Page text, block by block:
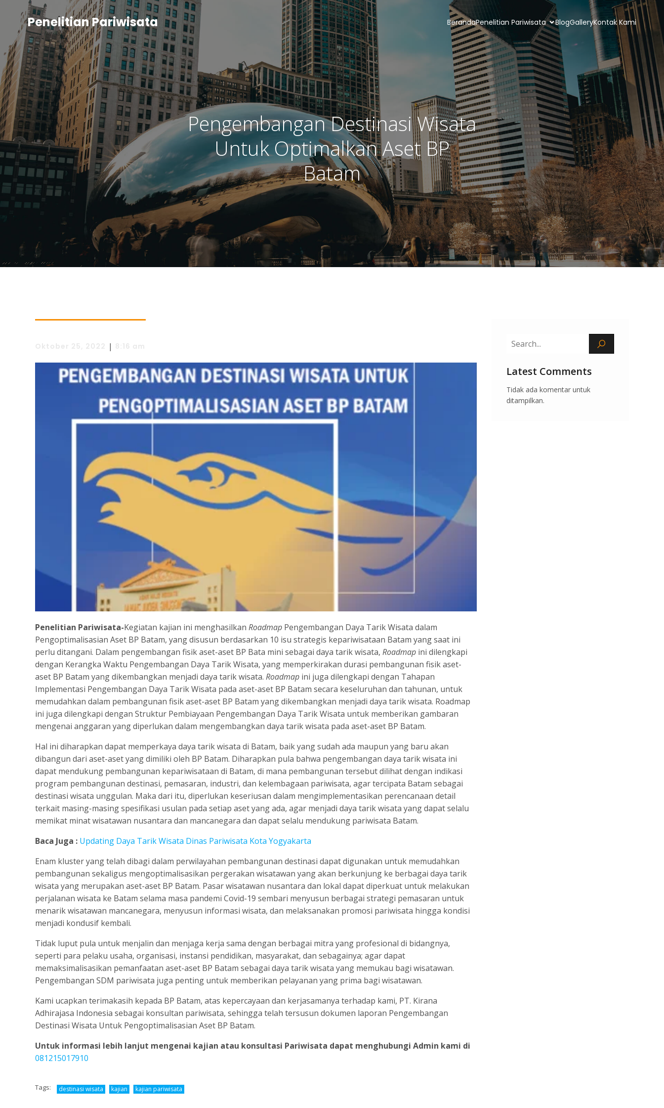
Penelitian Pariwisata BerandaPenelitian Pariwisata BlogGalleryKontak Kami
Pengembangan Destinasi Wisata
Untuk Optimalkan Aset BP
Batam
|
Penelitian Pariwisata-Kegiatan kajian ini menghasilkan Roadmap Pengembangan Daya Tarik Wisata dalam
Pengoptimalisasian Aset BP Batam, yang disusun berdasarkan 10 isu strategis kepariwisataan Batam yang saat ini
perlu ditangani. Dalam pengembangan fisik aset-aset BP Bata mini sebagai daya tarik wisata, Roadmap ini dilengkapi
dengan Kerangka Waktu Pengembangan Daya Tarik Wisata, yang memperkirakan durasi pembangunan fisik aset-
aset BP Batam yang dikembangkan menjadi daya tarik wisata. Roadmap ini juga dilengkapi dengan Tahapan
Implementasi Pengembangan Daya Tarik Wisata pada aset-aset BP Batam secara keseluruhan dan tahunan, untuk
memudahkan dalam pembangunan fisik aset-aset BP Batam yang dikembangkan menjadi daya tarik wisata. Roadmap
ini juga dilengkapi dengan Struktur Pembiayaan Pengembangan Daya Tarik Wisata untuk memberikan gambaran
mengenai anggaran yang diperlukan dalam mengembangkan daya tarik wisata pada aset-aset BP Batam.
Hal ini diharapkan dapat memperkaya daya tarik wisata di Batam, baik yang sudah ada maupun yang baru akan
dibangun dari aset-aset yang dimiliki oleh BP Batam. Diharapkan pula bahwa pengembangan daya tarik wisata ini
dapat mendukung pembangunan kepariwisataan di Batam, di mana pembangunan tersebut dilihat dengan indikasi
program pembangunan destinasi, pemasaran, industri, dan kelembagaan pariwisata, agar tercipata Batam sebagai
destinasi wisata unggulan. Maka dari itu, diperlukan keseriusan dalam mengimplementasikan perencanaan detail
terkait masing-masing spesifikasi usulan pada setiap aset yang ada, agar menjadi daya tarik wisata yang dapat selalu
memikat minat wisatawan nusantara dan mancanegara dan dapat selalu mendukung pariwisata Batam.
Baca Juga : Updating Daya Tarik Wisata Dinas Pariwisata Kota Yogyakarta
Enam kluster yang telah dibagi dalam perwilayahan pembangunan destinasi dapat digunakan untuk memudahkan
pembangunan sekaligus mengoptimalisasikan pergerakan wisatawan yang akan berkunjung ke berbagai daya tarik
wisata yang merupakan aset-aset BP Batam. Pasar wisatawan nusantara dan lokal dapat diperkuat untuk melakukan
perjalanan wisata ke Batam selama masa pandemi Covid-19 sembari menyusun berbagai strategi pemasaran untuk
menarik wisatawan mancanegara, menyusun informasi wisata, dan melaksanakan promosi pariwisata hingga kondisi
menjadi kondusif kembali.
Tidak luput pula untuk menjalin dan menjaga kerja sama dengan berbagai mitra yang profesional di bidangnya,
seperti para pelaku usaha, organisasi, instansi pendidikan, masyarakat, dan sebagainya; agar dapat
memaksimalisasikan pemanfaatan aset-aset BP Batam sebagai daya tarik wisata yang memukau bagi wisatawan.
Pengembangan SDM pariwisata juga penting untuk memberikan pelayanan yang prima bagi wisatawan.
Kami ucapkan terimakasih kepada BP Batam, atas kepercayaan dan kerjasamanya terhadap kami, PT. Kirana
Adhirajasa Indonesia sebagai konsultan pariwisata, sehingga telah tersusun dokumen laporan Pengembangan
Destinasi Wisata Untuk Pengoptimalisasian Aset BP Batam.
Untuk informasi lebih lanjut mengenai kajian atau konsultasi Pariwisata dapat menghubungi Admin kami di
081215017910
Tags: destinasi wisata kajian kajian pariwisata
Latest Comments
Tidak ada komentar untuk
ditampilkan.